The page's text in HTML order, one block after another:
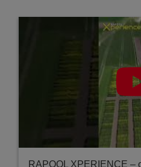
RAPOOL XPERIENCE –